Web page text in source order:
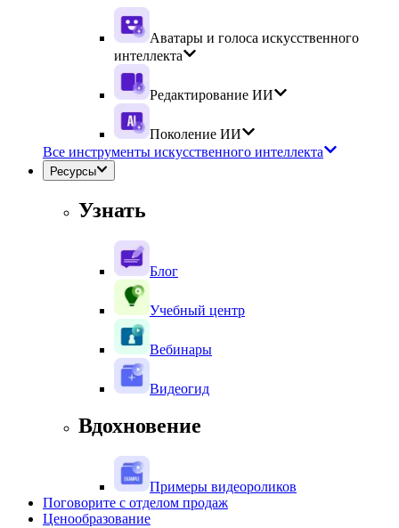
Аватары и голоса искусственного
интеллекта
Редактирование ИИ
Поколение ИИ
Все инструменты искусственного интеллекта
Ресурсы
Узнать
Блог
Учебный центр
Вебинары
Видеогид
Вдохновение
Примеры видеороликов
Поговорите с отделом продаж
Ценообразование